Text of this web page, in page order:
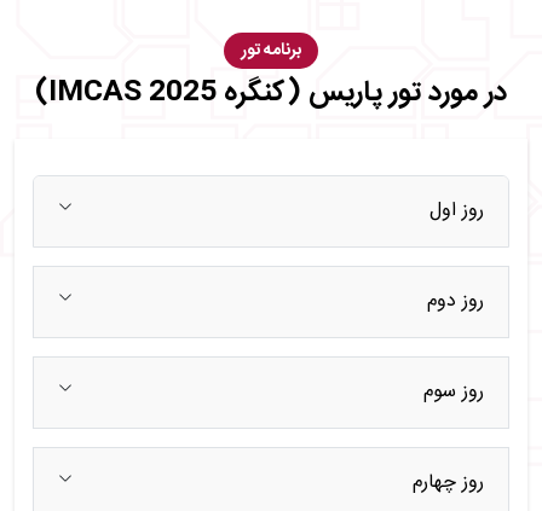
برنامه تور
در مورد تور پاریس (کنگره IMCAS 2025)
روز اول
روز دوم
روز سوم
روز چهارم